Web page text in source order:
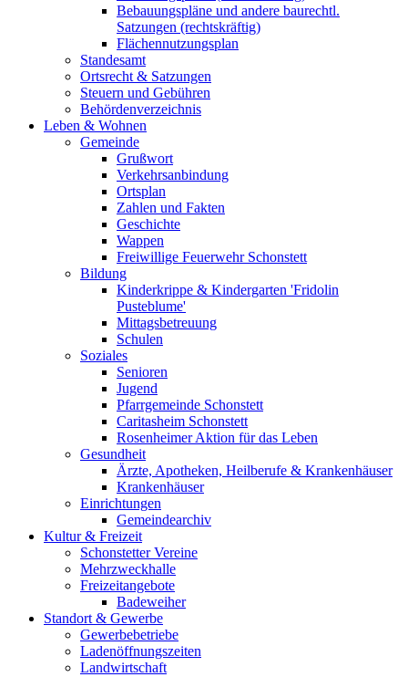
Bebauungspläne und andere baurechtl.
Satzungen (rechtskräftig)
Flächennutzungsplan
Standesamt
Ortsrecht & Satzungen
Steuern und Gebühren
Behördenverzeichnis
Leben & Wohnen
Gemeinde
Grußwort
Verkehrsanbindung
Ortsplan
Zahlen und Fakten
Geschichte
Wappen
Freiwillige Feuerwehr Schonstett
Bildung
Kinderkrippe & Kindergarten 'Fridolin
Pusteblume'
Mittagsbetreuung
Schulen
Soziales
Senioren
Jugend
Pfarrgemeinde Schonstett
Caritasheim Schonstett
Rosenheimer Aktion für das Leben
Gesundheit
Ärzte, Apotheken, Heilberufe & Krankenhäuser
Krankenhäuser
Einrichtungen
Gemeindearchiv
Kultur & Freizeit
Schonstetter Vereine
Mehrzweckhalle
Freizeitangebote
Badeweiher
Standort & Gewerbe
Gewerbebetriebe
Ladenöffnungszeiten
Landwirtschaft